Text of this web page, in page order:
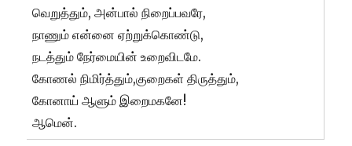
வெறுத்தும், அன்பால் நிறைப்பவரே,
நாணும் என்னை ஏற்றுக்கொண்டு,
நடத்தும் நேர்மையின் உறைவிடமே.
கோணல் நிமிர்த்தும்,குறைகள் திருத்தும்,
கோனாய் ஆளும் இறைமகனே!
ஆமென்.